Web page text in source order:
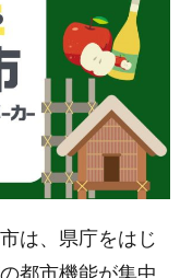
は、県庁をはじ
都市機能が集中